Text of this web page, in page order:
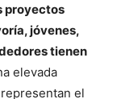
proyectos
jóvenes,
tienen
elevada
el